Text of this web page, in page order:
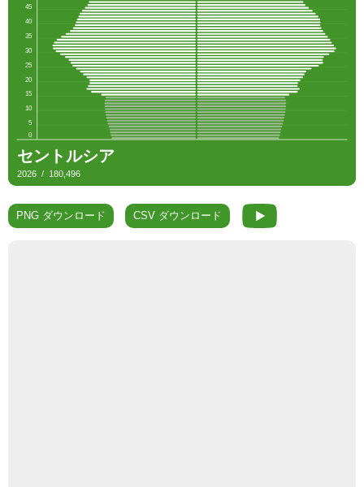
PNG ダウンロード CSV ダウンロード